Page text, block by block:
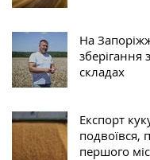
На
зберігання
складах
Експорт
подвоївся,
першого